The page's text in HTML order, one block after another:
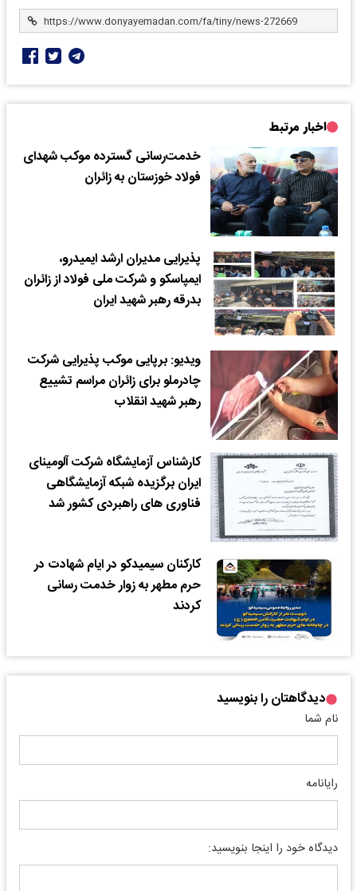
اخبار مرتبط
خدمت‌رسانی گسترده موکب شهدای
فولاد خوزستان به زائران
پذیرایی مدیران ارشد ایمیدرو،
ایمپاسکو و شرکت ملی فولاد از زائران
بدرقه رهبر شهید ایران
ویدیو: برپایی موکب پذیرایی شرکت
چادرملو برای زائران مراسم تشییع
رهبر شهید انقلاب
کارشناس آزمایشگاه شرکت آلومینای
ایران برگزیده شبکه آزمایشگاهی
فناوری های راهبردی کشور شد
کارکنان سیمیدکو در ایام شهادت در
حرم مطهر به زوار خدمت رسانی
کردند
دیدگاهتان را بنویسید
نام شما
رایانامه
دیدگاه خود را اینجا بنویسید: